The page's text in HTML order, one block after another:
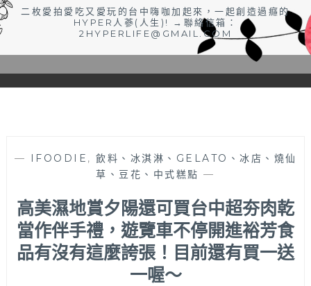
二枚愛拍愛吃又愛玩的台中嗨咖加起來，一起創造過癮的
HYPER人蔘(人生)! →聯絡信箱：
2HYPERLIFE@GMAIL.COM
— IFOODIE , 飲料、冰淇淋、GELATO、冰店、燒仙
草、豆花、中式糕點 —
高美濕地賞夕陽還可買台中超夯肉乾
當作伴手禮，遊覽車不停開進裕芳食
品有沒有這麼誇張！目前還有買一送
一喔～